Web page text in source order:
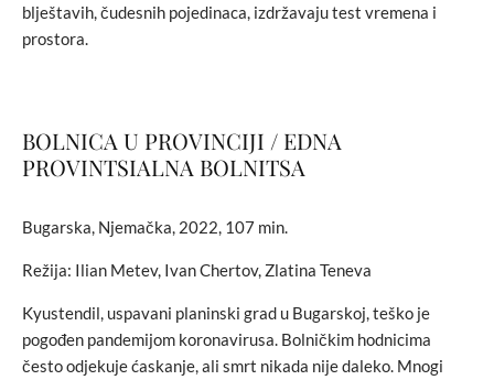
blještavih, čudesnih pojedinaca, izdržavaju test vremena i
prostora.
BOLNICA U PROVINCIJI / EDNA
PROVINTSIALNA BOLNITSA
Bugarska, Njemačka, 2022, 107 min.
Režija: Ilian Metev, Ivan Chertov, Zlatina Teneva
Kyustendil, uspavani planinski grad u Bugarskoj, teško je
pogođen pandemijom koronavirusa. Bolničkim hodnicima
često odjekuje ćaskanje, ali smrt nikada nije daleko. Mnogi